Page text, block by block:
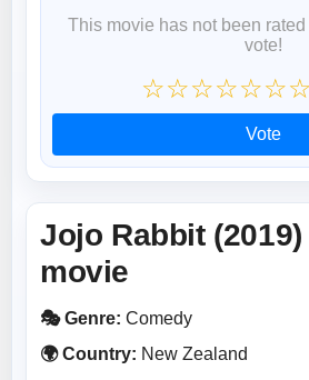
This movie has not been
vote!
☆☆☆☆☆☆☆
Vote
Jojo Rabbit
movie
🎭 Genre: Comedy
🌍 Country: New Zealand